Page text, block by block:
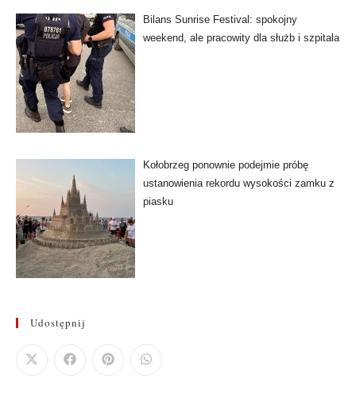
Bilans Sunrise Festival: spokojny
weekend, ale pracowity dla służb i szpitala
Kołobrzeg ponownie podejmie próbę
ustanowienia rekordu wysokości zamku z
piasku
Udostępnij